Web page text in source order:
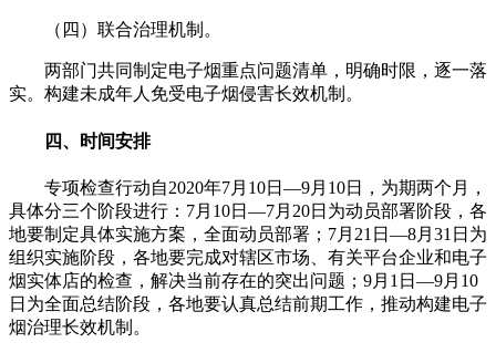
（四）联合治理机制。
两部门共同制定电子烟重点问题清单，明确时限，逐一落
实。构建未成年人免受电子烟侵害长效机制。
四、时间安排
专项检查行动自2020年7月10日—9月10日，为期两个月，
具体分三个阶段进行：7月10日—7月20日为动员部署阶段，各
地要制定具体实施方案，全面动员部署；7月21日—8月31日为
组织实施阶段，各地要完成对辖区市场、有关平台企业和电子
烟实体店的检查，解决当前存在的突出问题；9月1日—9月10
日为全面总结阶段，各地要认真总结前期工作，推动构建电子
烟治理长效机制。